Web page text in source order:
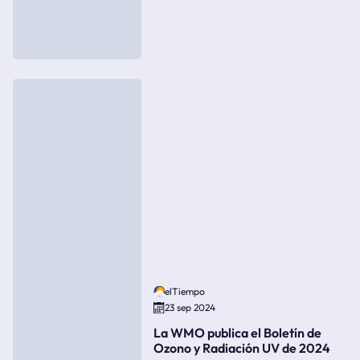
elTiempo
23 sep 2024
La WMO publica el Boletín de
Ozono y Radiación UV de 2024